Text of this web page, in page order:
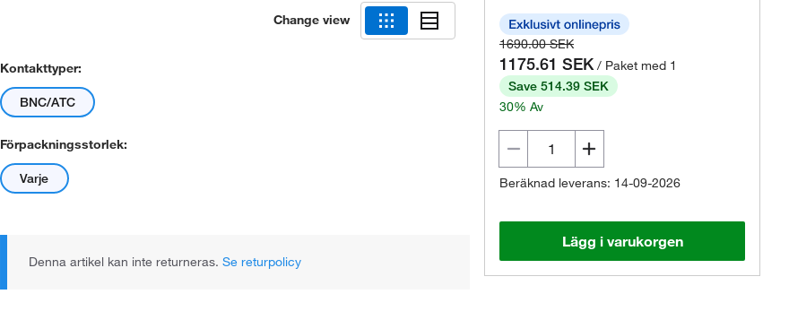
Change view
Kontakttyper:
BNC/ATC
Förpackningsstorlek:
Varje
Denna artikel kan inte returneras. Se returpolicy
1690.00 SEK
1175.61 SEK / Paket med 1
Save 514.39 SEK
30% Av
Beräknad leverans: 14-09-2026
Lägg i varukorgen